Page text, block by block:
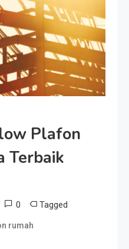
Plafon
Terbaik
0 Tagged
rumah